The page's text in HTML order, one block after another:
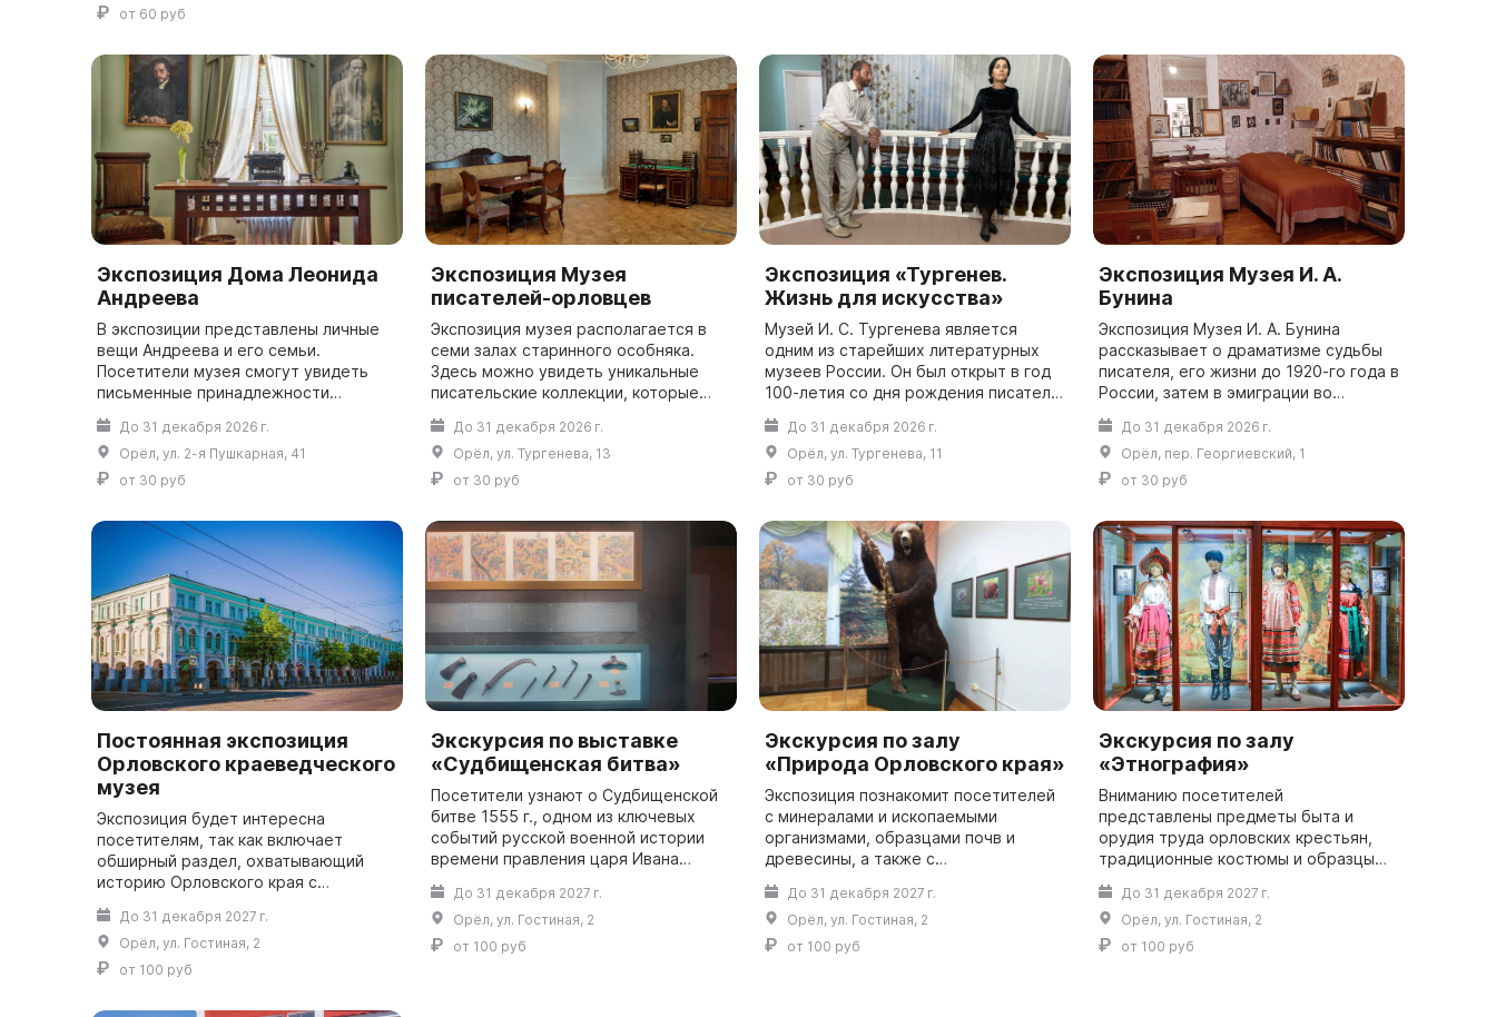
от 60 руб
Экспозиция Дома Леонида
Андреева
В экспозиции представлены личные
вещи Андреева и его семьи.
Посетители музея смогут увидеть
письменные принадлежности
пером и чернильницу в виде головы
египтянки), е...
До 31 декабря 2026 г.
Орёл, ул. 2-я Пушкарная, 41
от 30 руб
Экспозиция Музея
писателей-орловцев
Экспозиция музея располагается в
семи залах старинного особняка.
Здесь можно увидеть уникальные
писательские коллекции, которые
Посетителям музея представлены
предметы, связ...
До 31 декабря 2026 г.
Орёл, ул. Тургенева, 13
от 30 руб
Экспозиция «Тургенев.
Жизнь для искусства»
Музей И. С. Тургенева является
одним из старейших литературных
музеев России. Он был открыт в год
100-летия со дня рождения писателя
музее действует экспозиция, основу
...
До 31 декабря 2026 г.
Орёл, ул. Тургенева, 11
от 30 руб
Экспозиция Музея И. А.
Бунина
Экспозиция Музея И. А. Бунина
рассказывает о драматизме судьбы
писателя, его жизни до 1920-го года в
России, затем в эмиграции во
проследить его творческий путь от
безвестног...
До 31 декабря 2026 г.
Орёл, пер. Георгиевский, 1
от 30 руб
Постоянная экспозиция
Орловского краеведческого
музея
Экспозиция будет интересна
посетителям, так как включает
обширный раздел, охватывающий
историю Орловского края с
века, а также целый ряд разделов,
построенных по тематиче...
До 31 декабря 2027 г.
Орёл, ул. Гостиная, 2
от 100 руб
Экскурсия по выставке
«Судбищенская битва»
Посетители узнают о Судбищенской
битве 1555 г., одном из ключевых
событий русской военной истории
времени правления царя Ивана
представленным материалом
сопровождае...
До 31 декабря 2027 г.
Орёл, ул. Гостиная, 2
от 100 руб
Экскурсия по залу
«Природа Орловского края»
Экспозиция познакомит посетителей
с минералами и ископаемыми
организмами, образцами почв и
древесины, а также с
флоры (гербарные экземпляры
растений) и фауны (коллекции жук...
До 31 декабря 2027 г.
Орёл, ул. Гостиная, 2
от 100 руб
Экскурсия по залу
«Этнография»
Вниманию посетителей
представлены предметы быта и
орудия труда орловских крестьян,
традиционные костюмы и образцы
начала XX в., образцы мастеров
деревянной резьбы и гон...
До 31 декабря 2027 г.
Орёл, ул. Гостиная, 2
от 100 руб